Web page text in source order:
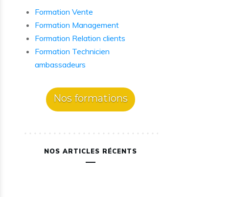
Formation Vente
Formation Management
Formation Relation clients
Formation Technicien
ambassadeurs
Nos formations
NOS ARTICLES RÉCENTS